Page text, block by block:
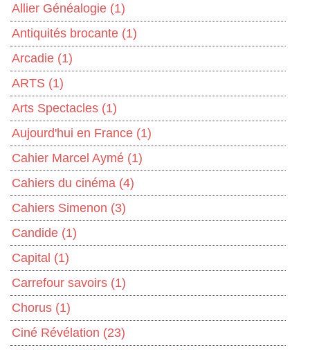
Allier Généalogie (1)
Antiquités brocante (1)
Arcadie (1)
ARTS (1)
Arts Spectacles (1)
Aujourd'hui en France (1)
Cahier Marcel Aymé (1)
Cahiers du cinéma (4)
Cahiers Simenon (3)
Candide (1)
Capital (1)
Carrefour savoirs (1)
Chorus (1)
Ciné Révélation (23)